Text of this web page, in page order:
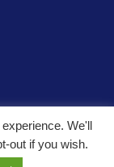
We'll
out if you wish.